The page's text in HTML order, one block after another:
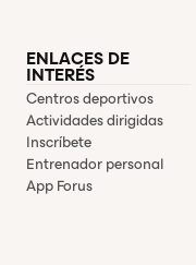
ENLACES DE
INTERÉS
Centros deportivos
Actividades dirigidas
Inscríbete
Entrenador personal
App Forus